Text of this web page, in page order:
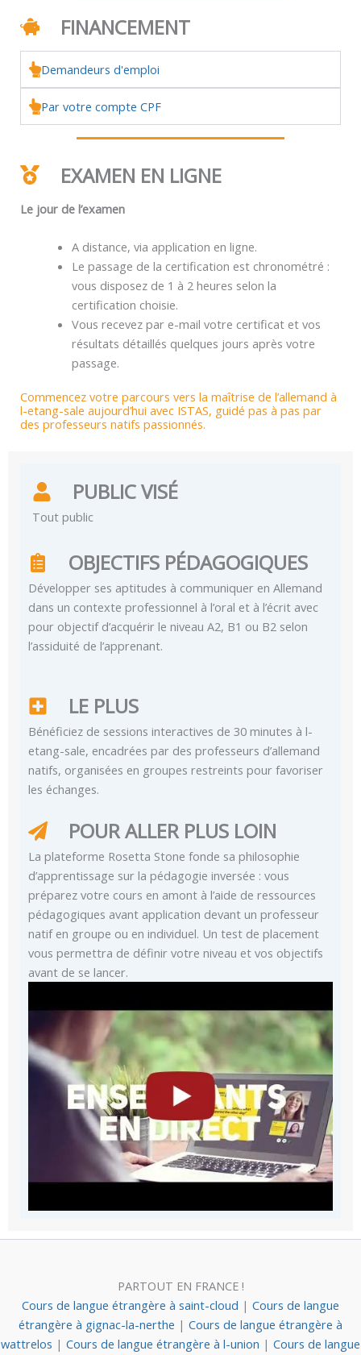
FINANCEMENT
Demandeurs d'emploi
Par votre compte CPF
EXAMEN EN LIGNE
Le jour de l’examen
A distance, via application en ligne.
Le passage de la certification est chronométré :
vous disposez de 1 à 2 heures selon la
certification choisie.
Vous recevez par e-mail votre certificat et vos
résultats détaillés quelques jours après votre
passage.
Commencez votre parcours vers la maîtrise de l’allemand à
l-etang-sale aujourd’hui avec ISTAS, guidé pas à pas par
des professeurs natifs passionnés.
PUBLIC VISÉ
Tout public
OBJECTIFS PÉDAGOGIQUES
Développer ses aptitudes à communiquer en Allemand
dans un contexte professionnel à l’oral et à l’écrit avec
pour objectif d’acquérir le niveau A2, B1 ou B2 selon
l’assiduité de l’apprenant.
LE PLUS
Bénéficiez de sessions interactives de 30 minutes à l-
etang-sale, encadrées par des professeurs d’allemand
natifs, organisées en groupes restreints pour favoriser
les échanges.
POUR ALLER PLUS LOIN
La plateforme Rosetta Stone fonde sa philosophie
d’apprentissage sur la pédagogie inversée : vous
préparez votre cours en amont à l’aide de ressources
pédagogiques avant application devant un professeur
natif en groupe ou en individuel. Un test de placement
vous permettra de définir votre niveau et vos objectifs
avant de se lancer.
PARTOUT EN FRANCE !
Cours de langue étrangère à saint-cloud | Cours de langue
étrangère à gignac-la-nerthe | Cours de langue étrangère à
wattrelos | Cours de langue étrangère à l-union | Cours de langue